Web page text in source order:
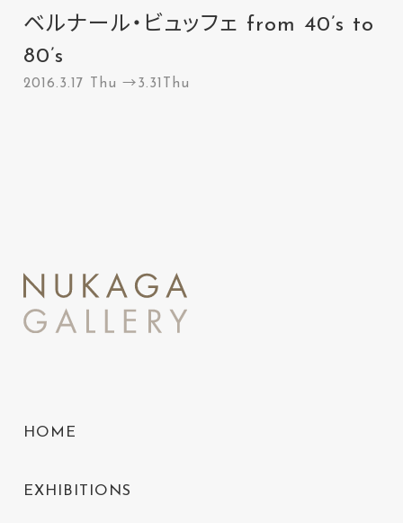
ベルナール・ビュッフェ from 40’s to
80’s
2016.3.17 Thu →3.31Thu
HOME
EXHIBITIONS